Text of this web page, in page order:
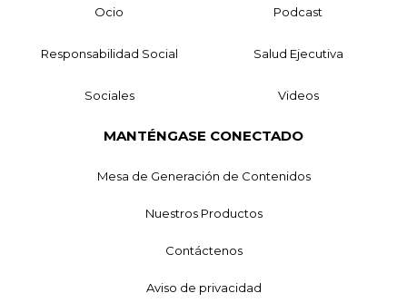
Ocio Podcast
Responsabilidad Social Salud Ejecutiva
Sociales Videos
MANTÉNGASE CONECTADO
Mesa de Generación de Contenidos
Nuestros Productos
Contáctenos
Aviso de privacidad